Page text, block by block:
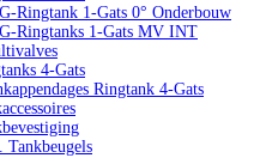
Ringtank 1-Gats 0° Onderbouw
Ringtanks 1-Gats MV INT
4-Gats
Ringtank 4-Gats
Tankbeugels